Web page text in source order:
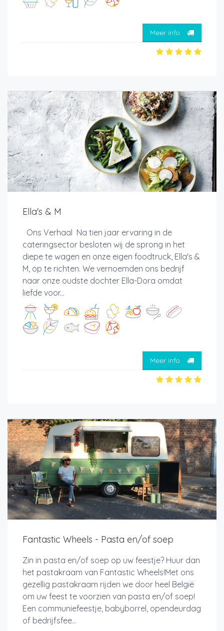
Meer info
Ella's & M
Ons Verhaal Na tien jaar ervaring in de
cateringsector besloten wij de sprong in het
diepe te wagen en onze eigen foodtruck, Ella's &
M, op te richten. We vernoemden ons bedrijf
naar onze oudste dochter Ella-Dora omdat
liefde voor...
Meer info
Fantastic Wheels - Pasta en/of soep
Zin in pasta en/of soep op uw feestje? Huur dan
het pastakraam van Fantastic Wheels!Met ons
gezellig pastakraam rijden we door heel België
om uw feest te voorzien van pasta en/of soep!
Een communiefeestje, babyborrel, opendeurdag
of bedrijfsfee...